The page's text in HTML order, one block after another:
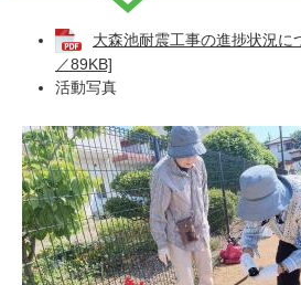
大森池耐震工事の進捗状況
／89KB]
活動写真